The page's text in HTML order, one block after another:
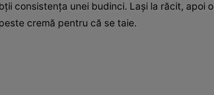
consistența unei budinci. Lași la răcit, apoi o
cremă pentru că se taie.